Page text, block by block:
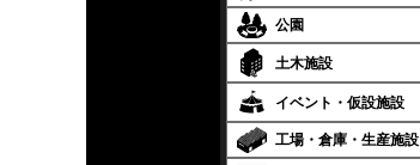
公園
土木施設
イベント・仮設施設
工場・倉庫・生産施設